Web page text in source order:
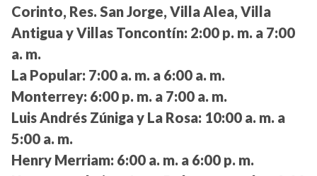
Corinto, Res. San Jorge, Villa Alea, Villa
Antigua y Villas Toncontín: 2:00 p. m. a 7:00
a. m.
La Popular: 7:00 a. m. a 6:00 a. m.
Monterrey: 6:00 p. m. a 7:00 a. m.
Luis Andrés Zúniga y La Rosa: 10:00 a. m. a
5:00 a. m.
Henry Merriam: 6:00 a. m. a 6:00 p. m.